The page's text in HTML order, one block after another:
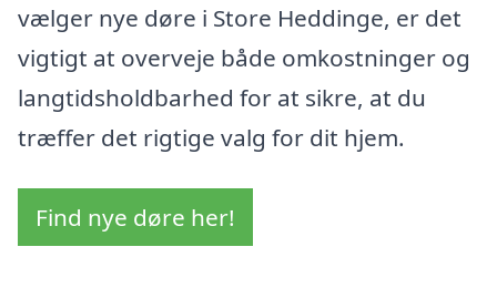
vælger nye døre i Store Heddinge, er det
vigtigt at overveje både omkostninger og
langtidsholdbarhed for at sikre, at du
træffer det rigtige valg for dit hjem.
Find nye døre her!